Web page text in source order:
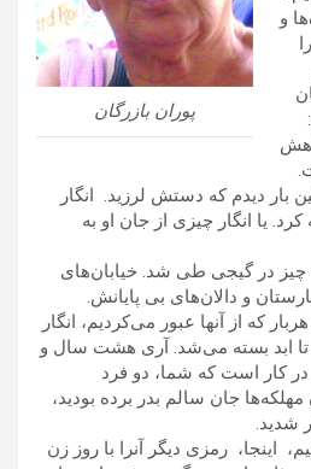
پوران بازرگان
و
بار دیدم که دستش لرزید. انگار
یا انگار چیزی از جان او به
چیز در گیجی طی شد. خیابان‌های
و دالان‌های بی پایانش.
که از آنها عبور می‌کردیم، انگار
ابد بسته می‌شد. آری هشت سال و
کار است که شما، دو فرد
مهلکه‌ها جان سالم بدر برده بودید،
شدید.
اینجا، رمزی دیگر آنرا با روز زن